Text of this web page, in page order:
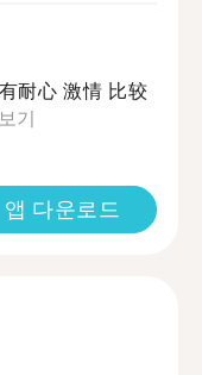
耐心 激情 比较
기
앱 다운로드